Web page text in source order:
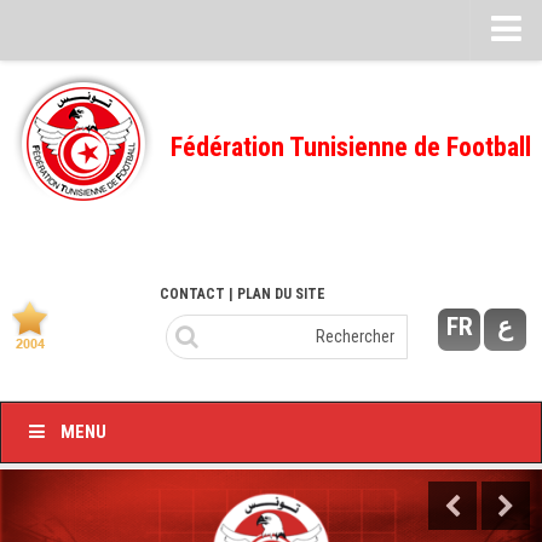
Feuille de match
FMI – 2022/2023
Ligue I – 2022/2023
Ligue I – 2020/2021
Ligue I – 2019/2020
Fédération Tunisienne de Football
FR ع
CONTACT | PLAN DU SITE
MENU